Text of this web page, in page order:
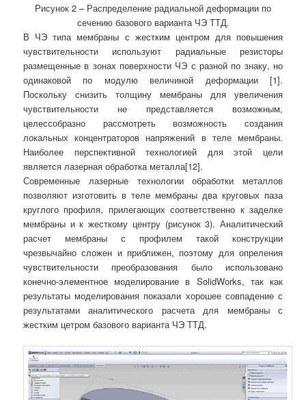
Рисунок 2 – Распределение радиальной деформации по
сечению базового варианта ЧЭ ТТД.
В ЧЭ типа мембраны с жестким центром для повышения
чувствительности используют радиальные резисторы
размещенные в зонах поверхности ЧЭ с разной по знаку, но
одинаковой по модулю величиной деформации [1].
Поскольку снизить толщину мембраны для увеличения
чувствительности не представляется возможным,
целессобразно рассмотреть возможность создания
локальных концентраторов напряжений в теле мембраны.
Наиболее перспективной технологией для этой цели
является лазерная обработка металла[12].
Современные лазерные технологии обработки металлов
позволяют изготовить в теле мембраны два круговых паза
круглого профиля, прилегающих соответственно к заделке
мембраны и к жесткому центру (рисунок 3). Аналитический
расчет мембраны с профилем такой конструкции
чрезвычайно сложен и приближен, поэтому для опреления
чувствительности преобразования было использовано
конечно-элементное моделирование в SolidWorks, так как
результаты моделирования показали хорошее совпадение с
результатами аналитического расчета для мембраны с
жестким цетром базового варианта ЧЭ ТТД.